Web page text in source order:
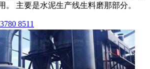
。 主要是水泥生产线生料磨那部分。
8511